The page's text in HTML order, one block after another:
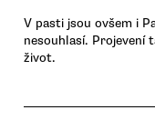
V pasti jsou ovšem i
nesouhlasí. Projevení
život.